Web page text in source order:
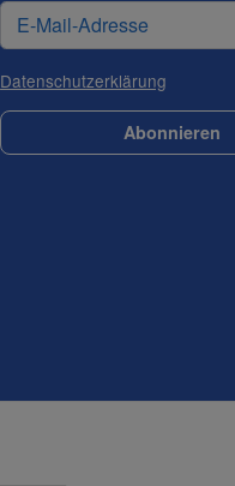
Datenschutzerklärung
Abonnieren